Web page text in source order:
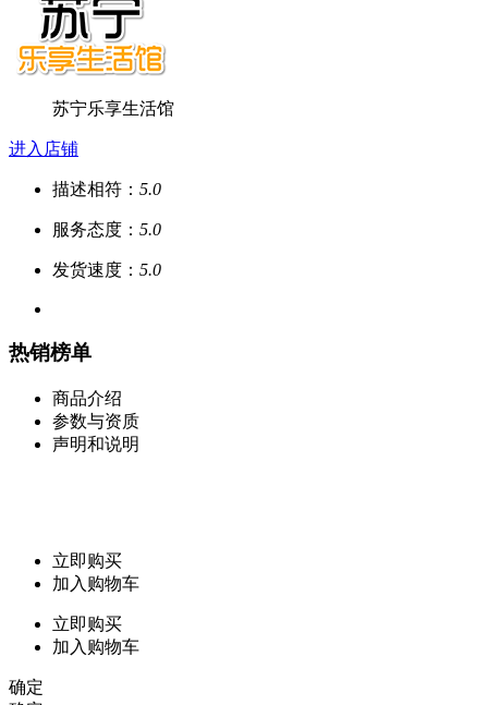
苏宁乐享生活馆
进入店铺
描述相符： 5.0
服务态度： 5.0
发货速度： 5.0
热销榜单
商品介绍
参数与资质
声明和说明
立即购买
加入购物车
立即购买
加入购物车
确定